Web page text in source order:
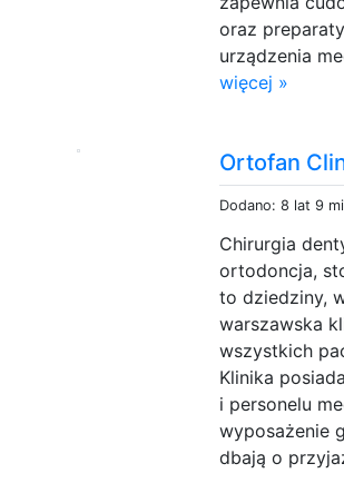
oraz
urządzenia
więcej »
Ortofan
Dodano: 8 lat 9
Chirurgia
ortodoncja,
to dziedziny,
warszawska
wszystkich
Klinika
i personelu
wyposażenie
dbają o